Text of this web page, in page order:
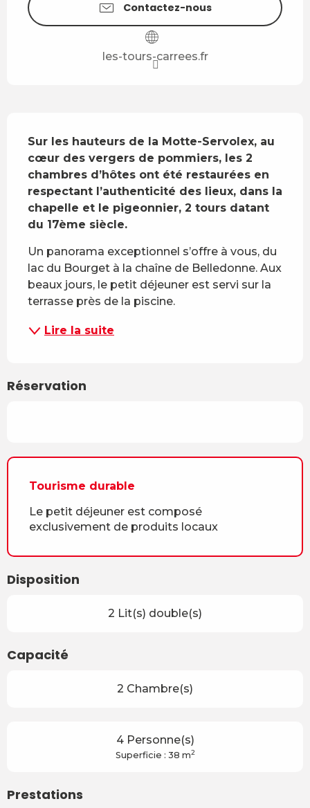
Contactez-nous
les-tours-carrees.fr
Sur les hauteurs de la Motte-Servolex, au
cœur des vergers de pommiers, les 2
chambres d’hôtes ont été restaurées en
respectant l’authenticité des lieux, dans la
chapelle et le pigeonnier, 2 tours datant
du 17ème siècle.
Un panorama exceptionnel s’offre à vous, du
lac du Bourget à la chaîne de Belledonne. Aux
beaux jours, le petit déjeuner est servi sur la
terrasse près de la piscine.
Lire la suite
Réservation
Tourisme durable
Le petit déjeuner est composé
exclusivement de produits locaux
Disposition
2 Lit(s) double(s)
Capacité
2 Chambre(s)
4 Personne(s)
Superficie : 38 m2
Prestations